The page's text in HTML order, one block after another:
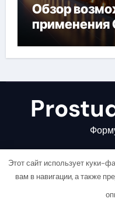
Обзор
применения
Copyright © All rights
Этот сайт использует куки-
вам в навигации, а также